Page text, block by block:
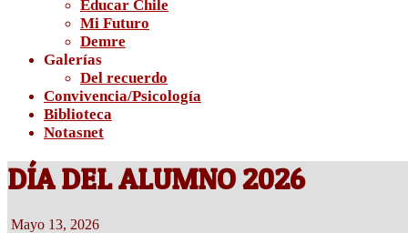
Educar Chile
Mi Futuro
Demre
Galerías
Del recuerdo
Convivencia/Psicología
Biblioteca
Notasnet
DÍA DEL ALUMNO 2026
Mayo 13, 2026